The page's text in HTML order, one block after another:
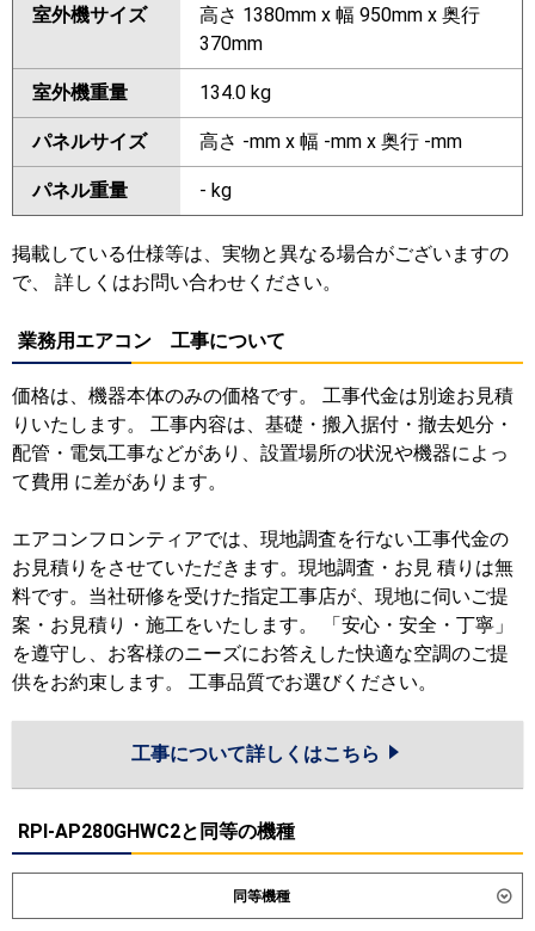
室外機サイズ
高さ 1380mm x 幅 950mm x 奥行
370mm
室外機重量 134.0 kg
パネルサイズ 高さ -mm x 幅 -mm x 奥行 -mm
パネル重量 - kg
掲載している仕様等は、実物と異なる場合がございますの
で、 詳しくはお問い合わせください。
業務用エアコン 工事について
価格は、機器本体のみの価格です。 工事代金は別途お見積
りいたします。 工事内容は、基礎・搬入据付・撤去処分・
配管・電気工事などがあり、設置場所の状況や機器によっ
て費用 に差があります。
エアコンフロンティアでは、現地調査を行ない工事代金の
お見積りをさせていただきます。現地調査・お見 積りは無
料です。当社研修を受けた指定工事店が、現地に伺いご提
案・お見積り・施工をいたします。 「安心・安全・丁寧」
を遵守し、お客様のニーズにお答えした快適な空調のご提
供をお約束します。 工事品質でお選びください。
工事について詳しくはこちら
RPI-AP280GHWC2と同等の機種
同等機種